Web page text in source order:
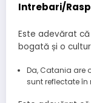
Intrebari/
Este adevărat
bogată și o
Da, Catania are
sunt reflectate în